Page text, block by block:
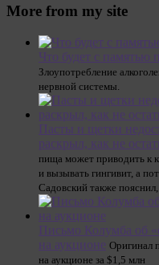
More from my site
Что будет с памятью
Злоупотребление
нервной системы.
Пасты и щетки
раскрыл, как не
пища может приводить к
и вызывать гингивит, а
Садовский также
Письмо Колумба об
на аукционе Оригинал
на аукционе за $1,5 млн